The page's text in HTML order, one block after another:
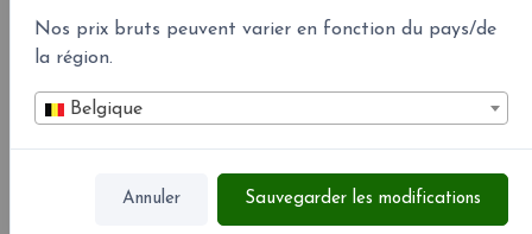
Nos prix bruts peuvent varier en fonction du pays/de
la région.
Belgique
Annuler Sauvegarder les modifications